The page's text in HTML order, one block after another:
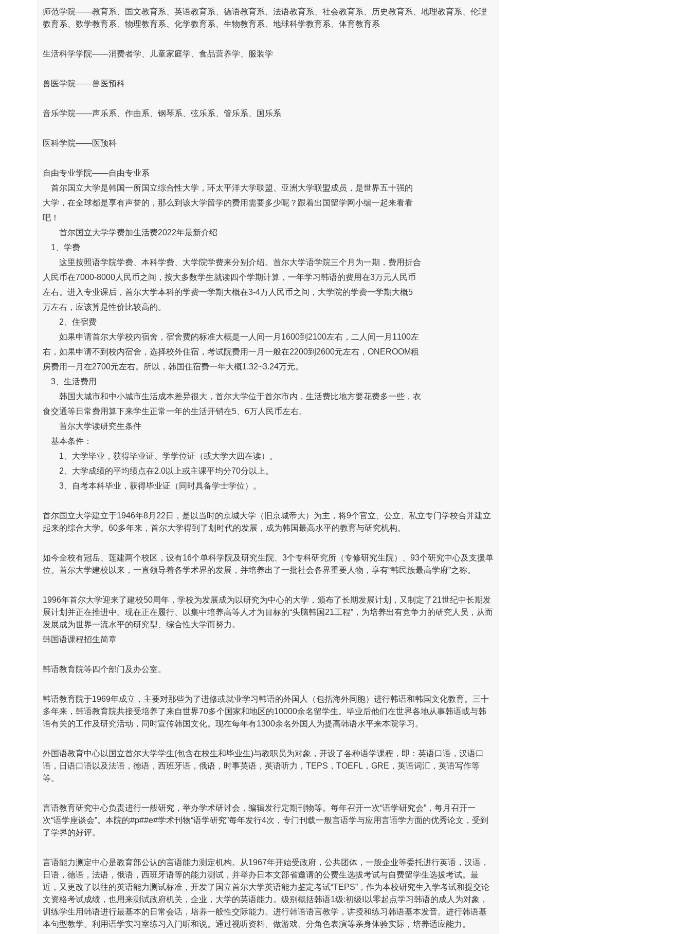
师范学院——教育系、国文教育系、英语教育系、德语教育系、法语教育系、社会教育系、历史教育系、地理教育系、伦理
教育系、数学教育系、物理教育系、化学教育系、生物教育系、地球科学教育系、体育教育系
生活科学学院——消费者学、儿童家庭学、食品营养学、服装学
兽医学院——兽医预科
音乐学院——声乐系、作曲系、钢琴系、弦乐系、管乐系、国乐系
医科学院——医预科
自由专业学院——自由专业系
首尔国立大学是韩国一所国立综合性大学，环太平洋大学联盟、亚洲大学联盟成员，是世界五十强的
大学，在全球都是享有声誉的，那么到该大学留学的费用需要多少呢？跟着出国留学网小编一起来看看
吧！
首尔国立大学学费加生活费2022年最新介绍
1、学费
这里按照语学院学费、本科学费、大学院学费来分别介绍。首尔大学语学院三个月为一期，费用折合
人民币在7000-8000人民币之间，按大多数学生就读四个学期计算，一年学习韩语的费用在3万元人民币
左右。进入专业课后，首尔大学本科的学费一学期大概在3-4万人民币之间，大学院的学费一学期大概5
万左右，应该算是性价比较高的。
2、住宿费
如果申请首尔大学校内宿舍，宿舍费的标准大概是一人间一月1600到2100左右，二人间一月1100左
右，如果申请不到校内宿舍，选择校外住宿，考试院费用一月一般在2200到2600元左右，ONEROOM租
房费用一月在2700元左右。所以，韩国住宿费一年大概1.32~3.24万元。
3、生活费用
韩国大城市和中小城市生活成本差异很大，首尔大学位于首尔市内，生活费比地方要花费多一些，衣
食交通等日常费用算下来学生正常一年的生活开销在5、6万人民币左右。
首尔大学读研究生条件
基本条件：
1、大学毕业，获得毕业证、学学位证（或大学大四在读）。
2、大学成绩的平均绩点在2.0以上或主课平均分70分以上。
3、自考本科毕业，获得毕业证（同时具备学士学位）。
首尔国立大学建立于1946年8月22日，是以当时的京城大学（旧京城帝大）为主，将9个官立、公立、私立专门学校合并建立
起来的综合大学。60多年来，首尔大学得到了划时代的发展，成为韩国最高水平的教育与研究机构。
如今全校有冠岳、莲建两个校区，设有16个单科学院及研究生院、3个专科研究所（专修研究生院）、93个研究中心及支援单
位。首尔大学建校以来，一直领导着各学术界的发展，并培养出了一批社会各界重要人物，享有“韩民族最高学府”之称。
1996年首尔大学迎来了建校50周年，学校为发展成为以研究为中心的大学，颁布了长期发展计划，又制定了21世纪中长期发
展计划并正在推进中。现在正在履行、以集中培养高等人才为目标的“头脑韩国21工程”，为培养出有竞争力的研究人员，从而
发展成为世界一流水平的研究型、综合性大学而努力。
韩国语课程招生简章
韩语教育院等四个部门及办公室。
韩语教育院于1969年成立，主要对那些为了进修或就业学习韩语的外国人（包括海外同胞）进行韩语和韩国文化教育。三十
多年来，韩语教育院共接受培养了来自世界70多个国家和地区的10000余名留学生。毕业后他们在世界各地从事韩语或与韩
语有关的工作及研究活动，同时宣传韩国文化。现在每年有1300余名外国人为提高韩语水平来本院学习。
外国语教育中心以国立首尔大学学生(包含在校生和毕业生)与教职员为对象，开设了各种语学课程，即：英语口语，汉语口
语，日语口语以及法语，德语，西班牙语，俄语，时事英语，英语听力，TEPS，TOEFL，GRE，英语词汇，英语写作等
等。
言语教育研究中心负责进行一般研究，举办学术研讨会，编辑发行定期刊物等。每年召开一次“语学研究会”，每月召开一
次“语学座谈会”。本院的#p##e#学术刊物“语学研究”每年发行4次，专门刊载一般言语学与应用言语学方面的优秀论文，受到
了学界的好评。
言语能力测定中心是教育部公认的言语能力测定机构。从1967年开始受政府，公共团体，一般企业等委托进行英语，汉语，
日语，德语，法语，俄语，西班牙语等的能力测试，并举办日本文部省邀请的公费生选拔考试与自费留学生选拔考试。最
近，又更改了以往的英语能力测试标准，开发了国立首尔大学英语能力鉴定考试“TEPS”，作为本校研究生入学考试和提交论
文资格考试成绩，也用来测试政府机关，企业，大学的英语能力。级别概括韩语1级:初级Ⅰ以零起点学习韩语的成人为对象，
训练学生用韩语进行最基本的日常会话，培养一般性交际能力。进行韩语语言教学，讲授和练习韩语基本发音。进行韩语基
本句型教学。利用语学实习室练习入门听和说。通过视听资料、做游戏、分角色表演等亲身体验实际，培养适应能力。